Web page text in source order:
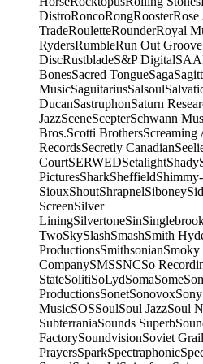
DistroRoncoRongRoosterRose
TradeRouletteRounderRoyal
RydersRumbleRun Out Groove
DiscRustbladeS&P Digital
BonesSacred TongueSaga
MusicSaguitariusSalsoul
DucanSastruphonSaturn
JazzSceneScepterSchwann
Bros.Scotti BrothersScreaming
RecordsSecretly Canadian
CourtSERWEDSetalightShady
PicturesSharkSheffield
SiouxShoutShrapnelSiboney
ScreenSilver
LiningSilvertoneSin
TwoSkySlashSmashSmith
ProductionsSmithsonianSmoky
CompanySMSSNCSo
StateSolitiSoLydSomaSome
ProductionsSonetSonovoxSony
MusicSOSSoulSoul JazzSoul
SubterraniaSounds Superb
FactorySoundvisionSoviet Grail
PrayersSparkSpectraphonic